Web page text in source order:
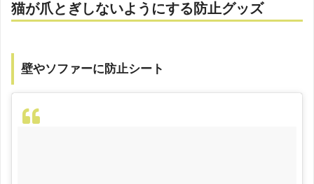
猫が爪とぎしないようにする防止グッズ
壁やソファーに防止シート